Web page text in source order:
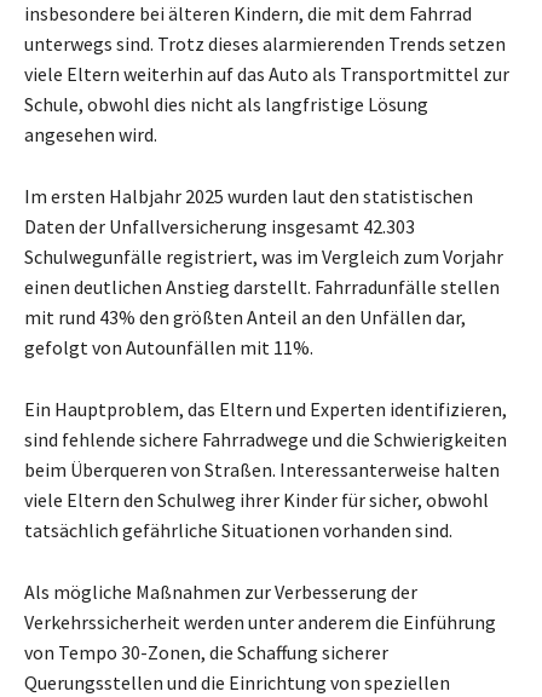
insbesondere bei älteren Kindern, die mit dem Fahrrad
unterwegs sind. Trotz dieses alarmierenden Trends setzen
viele Eltern weiterhin auf das Auto als Transportmittel zur
Schule, obwohl dies nicht als langfristige Lösung
angesehen wird.
Im ersten Halbjahr 2025 wurden laut den statistischen
Daten der Unfallversicherung insgesamt 42.303
Schulwegunfälle registriert, was im Vergleich zum Vorjahr
einen deutlichen Anstieg darstellt. Fahrradunfälle stellen
mit rund 43% den größten Anteil an den Unfällen dar,
gefolgt von Autounfällen mit 11%.
Ein Hauptproblem, das Eltern und Experten identifizieren,
sind fehlende sichere Fahrradwege und die Schwierigkeiten
beim Überqueren von Straßen. Interessanterweise halten
viele Eltern den Schulweg ihrer Kinder für sicher, obwohl
tatsächlich gefährliche Situationen vorhanden sind.
Als mögliche Maßnahmen zur Verbesserung der
Verkehrssicherheit werden unter anderem die Einführung
von Tempo 30-Zonen, die Schaffung sicherer
Querungsstellen und die Einrichtung von speziellen